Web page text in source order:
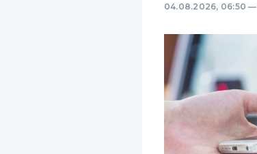
04.08.2026, 06:50 —